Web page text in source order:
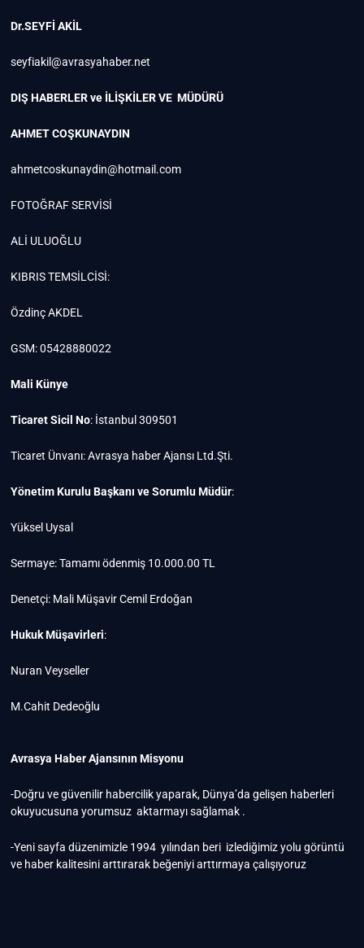
Dr.SEYFİ AKİL
seyfiakil@avrasyahaber.net
DIŞ HABERLER ve İLİŞKİLER VE MÜDÜRÜ
AHMET COŞKUNAYDIN
ahmetcoskunaydin@hotmail.com
FOTOĞRAF SERVİSİ
ALİ ULUOĞLU
KIBRIS TEMSİLCİSİ:
Özdinç AKDEL
GSM: 05428880022
Mali Künye
Ticaret Sicil No: İstanbul 309501
Ticaret Ünvanı: Avrasya haber Ajansı Ltd.Şti.
Yönetim Kurulu Başkanı ve Sorumlu Müdür:
Yüksel Uysal
Sermaye: Tamamı ödenmiş 10.000.00 TL
Denetçi: Mali Müşavir Cemil Erdoğan
Hukuk Müşavirleri:
Nuran Veyseller
M.Cahit Dedeoğlu
Avrasya Haber Ajansının Misyonu
-Doğru ve güvenilir habercilik yaparak, Dünya’da gelişen haberleri
okuyucusuna yorumsuz aktarmayı sağlamak .
-Yeni sayfa düzenimizle 1994 yılından beri izlediğimiz yolu görüntü
ve haber kalitesini arttırarak beğeniyi arttırmaya çalışıyoruz